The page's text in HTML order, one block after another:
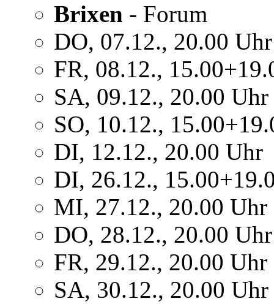
Brixen - Forum
DO, 07.12., 20.00
FR, 08.12.,
SA, 09.12., 20.00 Uhr
SO, 10.12.,
DI, 12.12., 20.00 Uhr
DI, 26.12.,
MI, 27.12., 20.00 Uhr
DO, 28.12., 20.00 Uhr
FR, 29.12., 20.00 Uhr
SA, 30.12., 20.00 Uhr